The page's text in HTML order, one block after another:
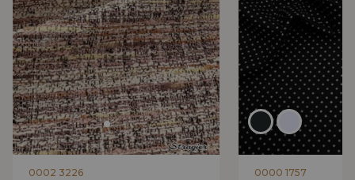
0002 3226 0000 1757